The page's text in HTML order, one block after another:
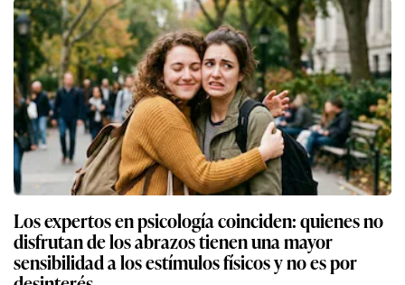
Los expertos en psicología coinciden: quienes no
disfrutan de los abrazos tienen una mayor
sensibilidad a los estímulos físicos y no es por